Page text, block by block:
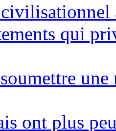
qui
ont plus